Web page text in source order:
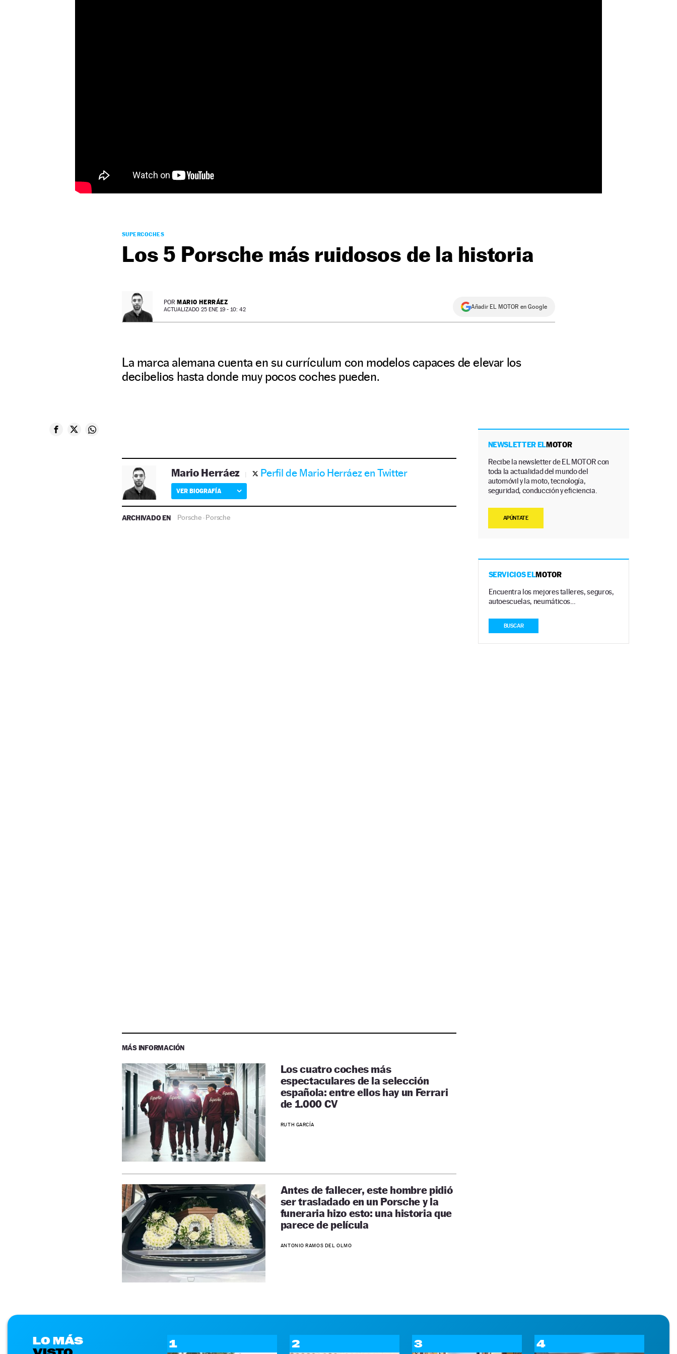
SUPERCOCHES
Los 5 Porsche más ruidosos de la historia
POR MARIO HERRÁEZ
ACTUALIZADO 25 ENE 19 - 10: 42 Añadir EL MOTOR en Google
La marca alemana cuenta en su currículum con modelos capaces de elevar los
decibelios hasta donde muy pocos coches pueden.
Mario Herráez Perfil de Mario Herráez en Twitter
VER BIOGRAFÍA
ARCHIVADO EN Porsche·Porsche
MÁS INFORMACIÓN
Los cuatro coches más
espectaculares de la selección
española: entre ellos hay un Ferrari
de 1.000 CV
RUTH GARCÍA
Antes de fallecer, este hombre pidió
ser trasladado en un Porsche y la
funeraria hizo esto: una historia que
parece de película
ANTONIO RAMOS DEL OLMO
NEWSLETTER ELMOTOR
Recibe la newsletter de EL MOTOR con
toda la actualidad del mundo del
automóvil y la moto, tecnología,
seguridad, conducción y eficiencia.
APÚNTATE
SERVICIOS ELMOTOR
Encuentra los mejores talleres, seguros,
autoescuelas, neumáticos…
BUSCAR
LO MÁS
1 2 3 4